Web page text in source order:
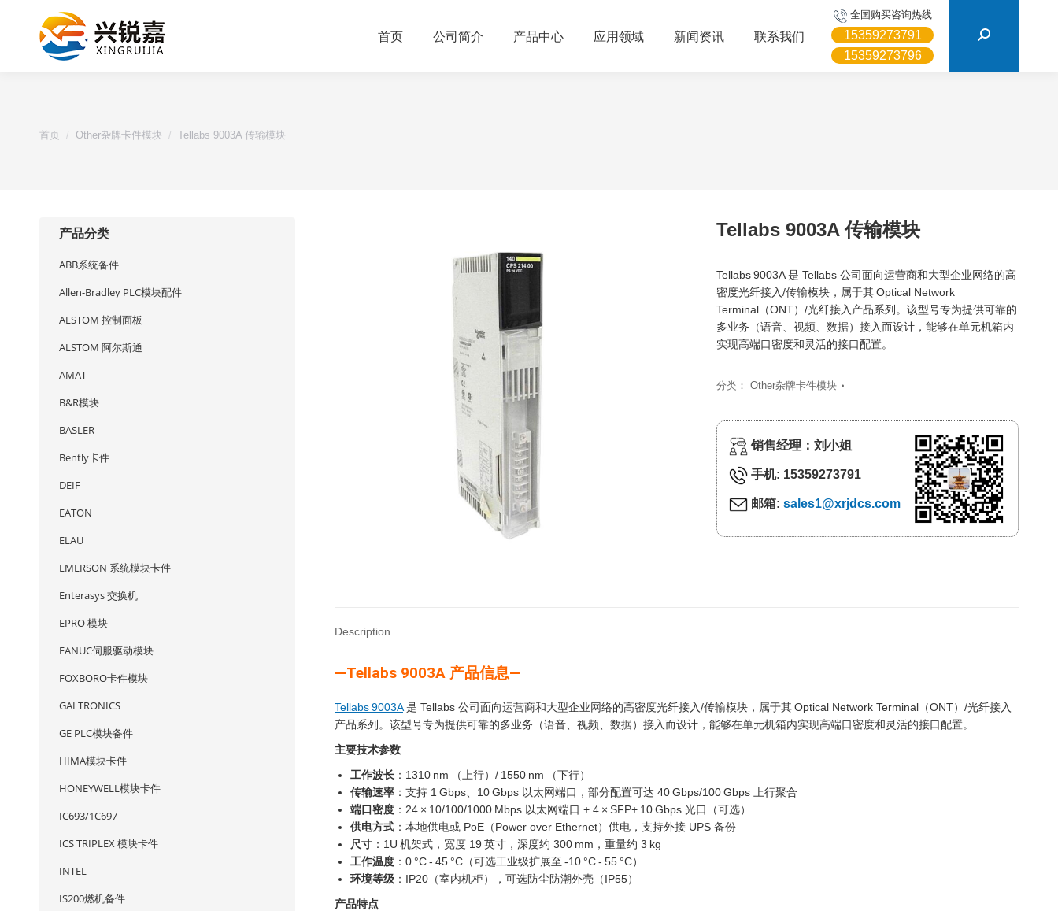
首页 公司简介 产品中心 应用领域 新闻资讯 联系我们
全国购买咨询热线
15359273791
15359273796
首页 Other杂牌卡件模块 Tellabs 9003A 传输模块
Tellabs 9003A 传输模块
Tellabs 9003A 是 Tellabs 公司面向运营商和大型企业网络的高
密度光纤接入/传输模块，属于其 Optical Network
Terminal（ONT）/光纤接入产品系列。该型号专为提供可靠的
多业务（语音、视频、数据）接入而设计，能够在单元机箱内
实现高端口密度和灵活的接口配置。
分类： Other杂牌卡件模块
销售经理：刘小姐
手机: 15359273791
邮箱: sales1@xrjdcs.com
Description
—Tellabs 9003A 产品信息—
Tellabs 9003A是 Tellabs 公司面向运营商和大型企业网络的高密度光纤接入/传输模块，属于其 Optical Network Terminal（ONT）/光纤接入
产品系列。该型号专为提供可靠的多业务（语音、视频、数据）接入而设计，能够在单元机箱内实现高端口密度和灵活的接口配置。
主要技术参数
工作波长 ：1310 nm （上行）/ 1550 nm （下行）
传输速率 ：支持 1 Gbps、10 Gbps 以太网端口，部分配置可达 40 Gbps/100 Gbps 上行聚合
端口密度 ：24 × 10/100/1000 Mbps 以太网端口 + 4 × SFP+ 10 Gbps 光口（可选）
供电方式 ：本地供电或 PoE（Power over Ethernet）供电，支持外接 UPS 备份
尺寸 ：1U 机架式，宽度 19 英寸，深度约 300 mm，重量约 3 kg
工作温度 ：0 °C - 45 °C（可选工业级扩展至 -10 °C - 55 °C）
环境等级 ：IP20（室内机柜），可选防尘防潮外壳（IP55）
产品特点
产品分类
ABB系统备件
Allen-Bradley PLC模块配件
ALSTOM 控制面板
ALSTOM 阿尔斯通
AMAT
B&R模块
BASLER
Bently卡件
DEIF
EATON
ELAU
EMERSON 系统模块卡件
Enterasys 交换机
EPRO 模块
FANUC伺服驱动模块
FOXBORO卡件模块
GAI TRONICS
GE PLC模块备件
HIMA模块卡件
HONEYWELL模块卡件
IC693/1C697
ICS TRIPLEX 模块卡件
INTEL
IS200燃机备件